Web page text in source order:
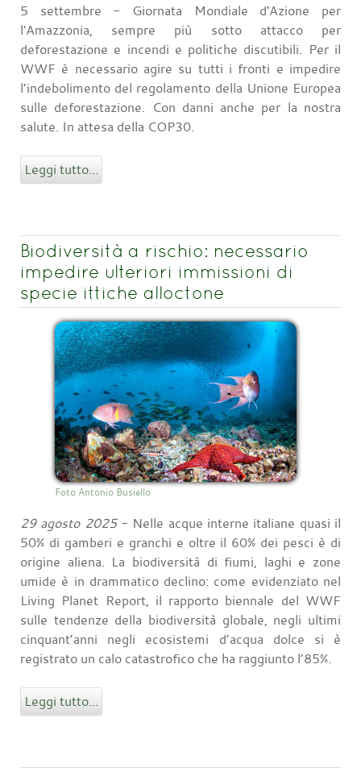
5 settembre - Giornata Mondiale d'Azione per
l'Amazzonia, sempre più sotto attacco per
deforestazione e incendi e politiche discutibili. Per il
WWF è necessario agire su tutti i fronti e impedire
l’indebolimento del regolamento della Unione Europea
sulle deforestazione. Con danni anche per la nostra
salute. In attesa della COP30.
Leggi tutto...
Biodiversità a rischio: necessario
impedire ulteriori immissioni di
specie ittiche alloctone
Foto Antonio Busiello
29 agosto 2025- Nelle acque interne italiane quasi il
50% di gamberi e granchi e oltre il 60% dei pesci è di
origine aliena. La biodiversità di fiumi, laghi e zone
umide è in drammatico declino: come evidenziato nel
Living Planet Report, il rapporto biennale del WWF
sulle tendenze della biodiversità globale, negli ultimi
cinquant’anni negli ecosistemi d’acqua dolce si è
registrato un calo catastrofico che ha raggiunto l’85%.
Leggi tutto...